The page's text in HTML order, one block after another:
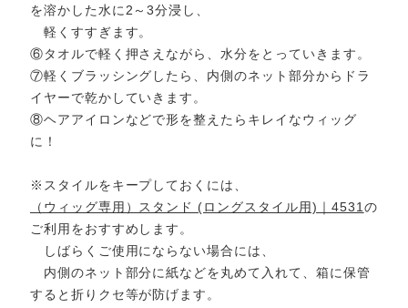
を溶かした水に2～3分浸し、
軽くすすぎます。
⑥タオルで軽く押さえながら、水分をとっていきます。
⑦軽くブラッシングしたら、内側のネット部分からドラ
イヤーで乾かしていきます。
⑧ヘアアイロンなどで形を整えたらキレイなウィッグ
に！
※スタイルをキープしておくには、
（ウィッグ専用）スタンド (ロングスタイル用)｜4531 の
ご利用をおすすめします。
しばらくご使用にならない場合には、
内側のネット部分に紙などを丸めて入れて、箱に保管
すると折りクセ等が防げます。